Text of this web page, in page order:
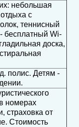
небольшая
с
теннисный
бесплатный Wi-
доска,
полис. Детям -
номерах
страховка от
Стоимость